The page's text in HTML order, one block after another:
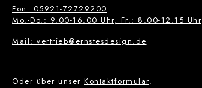
Fon: 05921-72729200
Mo.-Do.: 9.00-16.00 Uhr, Fr.: 8.00-12.15 Uhr
Mail: vertrieb@ernstesdesign.de
Oder über unser Kontaktformular.